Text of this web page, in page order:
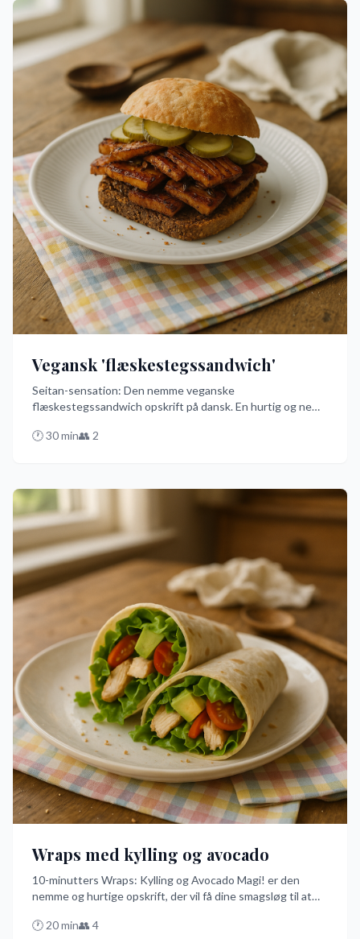
Vegansk 'flæskestegssandwich'
Seitan-sensation: Den nemme veganske
flæskestegssandwich opskrift på dansk. En hurtig og nem
danske sandwich med sprød seitan, rødkål og hjemmelavet
🕐30min👥 2
Wraps med kylling og avocado
10-minutters Wraps: Kylling og Avocado Magi! er den
nemme og hurtige opskrift, der vil få dine smagsløg til at
cremet dressing, rullet ind i en blød tortilla, er dette den
🕐 20min👥 4